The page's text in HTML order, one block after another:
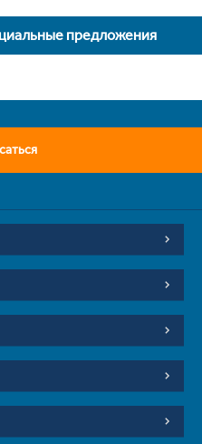
предложения